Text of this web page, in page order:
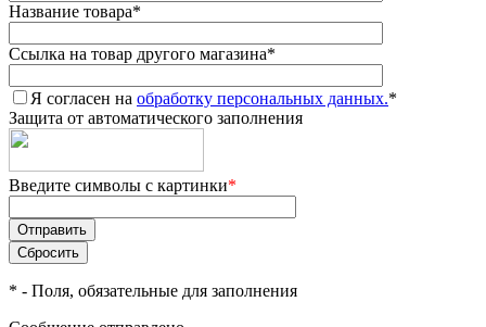
Название товара*
Ссылка на товар другого магазина*
Я согласен на обработку персональных данных.*
Защита от автоматического заполнения
Введите символы с картинки*
* - Поля, обязательные для заполнения